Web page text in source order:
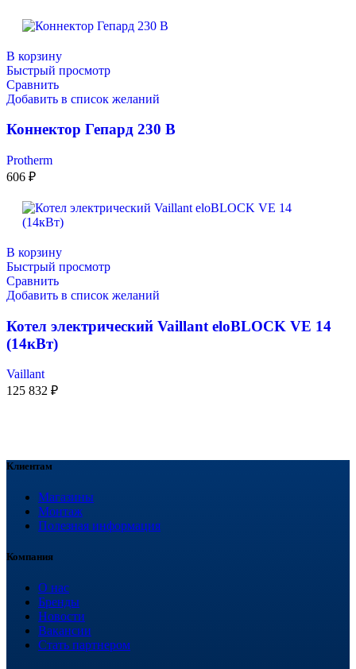
В корзину
Быстрый просмотр
Сравнить
Добавить в список желаний
Коннектор Гепард 230 В
Protherm
606 ₽
В корзину
Быстрый просмотр
Сравнить
Добавить в список желаний
Котел электрический Vaillant eloBLOCK VE 14
(14кВт)
Vaillant
125 832 ₽
Клиентам
Магазины
Монтаж
Полезная информация
Компания
О нас
Бренды
Новости
Вакансии
Стать партнером